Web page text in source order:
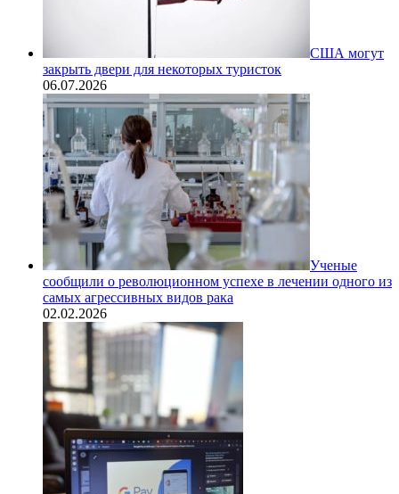
США могут
закрыть двери для некоторых туристок
06.07.2026
Ученые
сообщили о революционном успехе в лечении одного из
самых агрессивных видов рака
02.02.2026